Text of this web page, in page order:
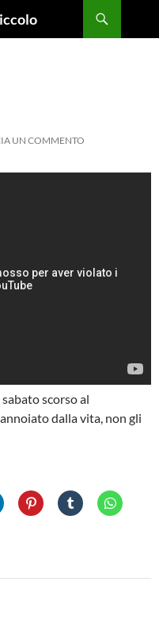
UN COMMENTO
sabato scorso al
dalla vita, non gli